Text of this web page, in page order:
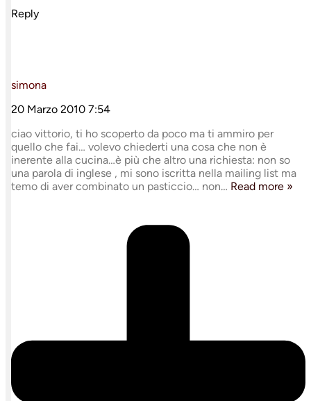
Reply
simona
20 Marzo 2010 7:54
ciao vittorio, ti ho scoperto da poco ma ti ammiro per
quello che fai… volevo chiederti una cosa che non è
inerente alla cucina…è più che altro una richiesta: non so
una parola di inglese , mi sono iscritta nella mailing list ma
temo di aver combinato un pasticcio… non… Read more »